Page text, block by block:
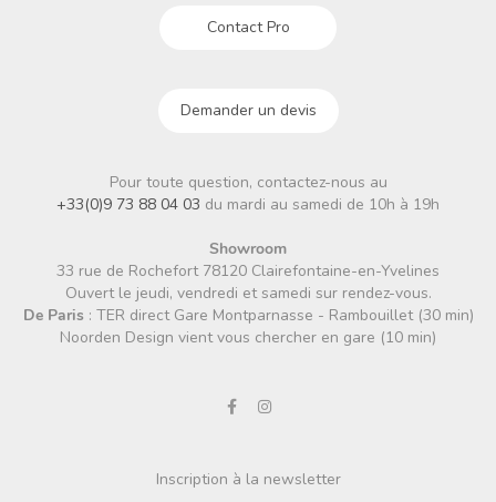
Contact Pro
Demander un devis
Pour toute question, contactez-nous au
+33(0)9 73 88 04 03 du mardi au samedi de 10h à 19h
Showroom
33 rue de Rochefort 78120 Clairefontaine-en-Yvelines
Ouvert le jeudi, vendredi et samedi sur rendez-vous.
De Paris : TER direct Gare Montparnasse - Rambouillet (30 min)
Noorden Design vient vous chercher en gare (10 min)
Inscription à la newsletter